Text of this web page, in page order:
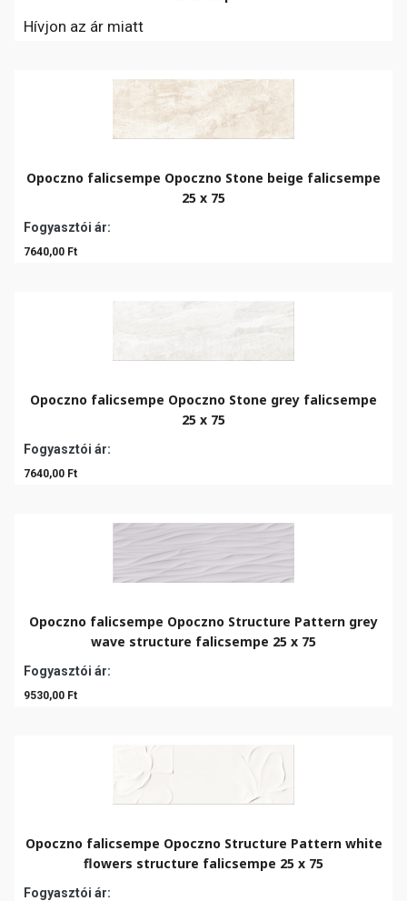
Hívjon az ár miatt
Opoczno falicsempe Opoczno Stone beige falicsempe
25 x 75
Fogyasztói ár:
7640,00 Ft
Opoczno falicsempe Opoczno Stone grey falicsempe
25 x 75
Fogyasztói ár:
7640,00 Ft
Opoczno falicsempe Opoczno Structure Pattern grey
wave structure falicsempe 25 x 75
Fogyasztói ár:
9530,00 Ft
Opoczno falicsempe Opoczno Structure Pattern white
flowers structure falicsempe 25 x 75
Fogyasztói ár: